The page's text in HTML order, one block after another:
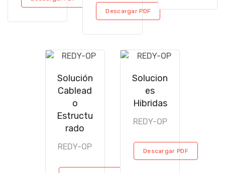
Descargar PDF
Solución
Cablead
o
Estructu
rado
REDY-OP
Solucion
es
Hibridas
REDY-OP
Descargar PDF